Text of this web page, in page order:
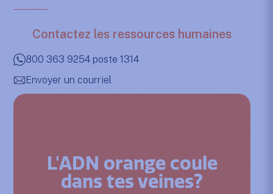
Contactez les ressources humaines
800 363 9254 poste 1314
Envoyer un courriel
L'ADN orange coule
dans tes veines?